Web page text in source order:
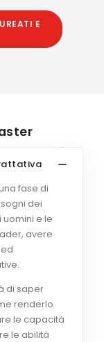
E
fase di
dei
uomini e le
avere
di saper
renderlo
le capacità
le abilità